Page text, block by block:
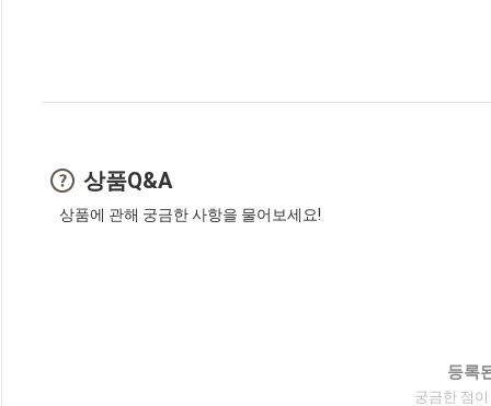
상품Q&A
상품에 관해 궁금한 사항을 물어보세요!
등록
궁금한 점